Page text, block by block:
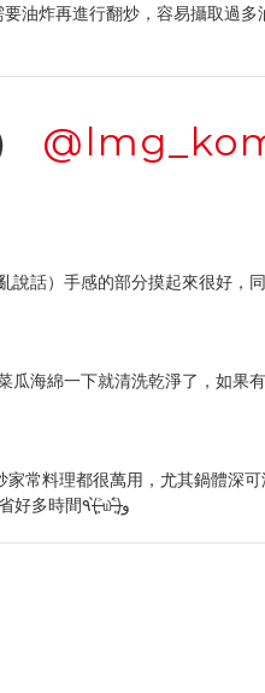
炸再進行翻炒，容易攝取過
話）手感的部分摸起來很好，
海綿一下就清洗乾淨了，如果
料理都很萬用，尤其鍋體深
起來(；´Д`A，還有在做便當的時候不想洗太多鍋具，煮一鍋到底不同料理可節省好多時間٩(˃̶͈̀௰˂̶͈́)و